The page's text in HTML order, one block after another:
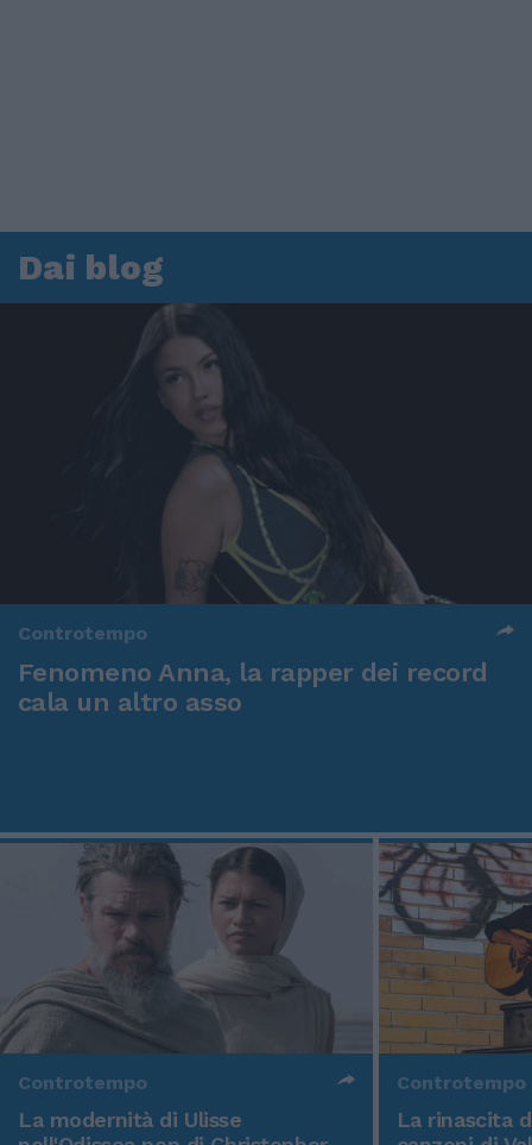
Dai blog
Controtempo
Fenomeno Anna, la rapper dei record
cala un altro asso
Controtempo
La modernità di Ulisse
Controtempo
La rinascita